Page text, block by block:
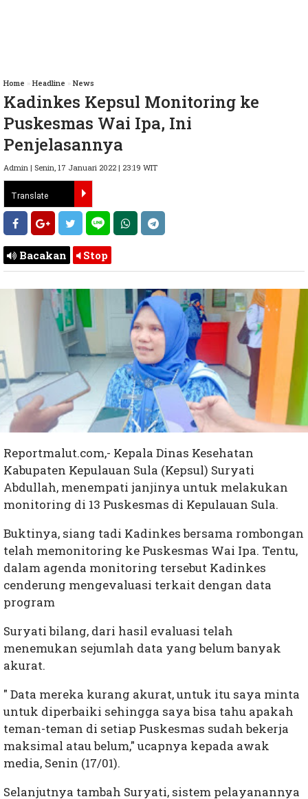
Home » Headline » News
Kadinkes Kepsul Monitoring ke
Puskesmas Wai Ipa, Ini
Penjelasannya
Admin | Senin, 17 Januari 2022 | 23:19 WIT
Bacakan Stop
Reportmalut.com,- Kepala Dinas Kesehatan
Kabupaten Kepulauan Sula (Kepsul) Suryati
Abdullah, menempati janjinya untuk melakukan
monitoring di 13 Puskesmas di Kepulauan Sula.
Buktinya, siang tadi Kadinkes bersama rombongan
telah memonitoring ke Puskesmas Wai Ipa. Tentu,
dalam agenda monitoring tersebut Kadinkes
cenderung mengevaluasi terkait dengan data
program
Suryati bilang, dari hasil evaluasi telah
menemukan sejumlah data yang belum banyak
akurat.
" Data mereka kurang akurat, untuk itu saya minta
untuk diperbaiki sehingga saya bisa tahu apakah
teman-teman di setiap Puskesmas sudah bekerja
maksimal atau belum," ucapnya kepada awak
media, Senin (17/01).
Selanjutnya tambah Suryati, sistem pelayanannya